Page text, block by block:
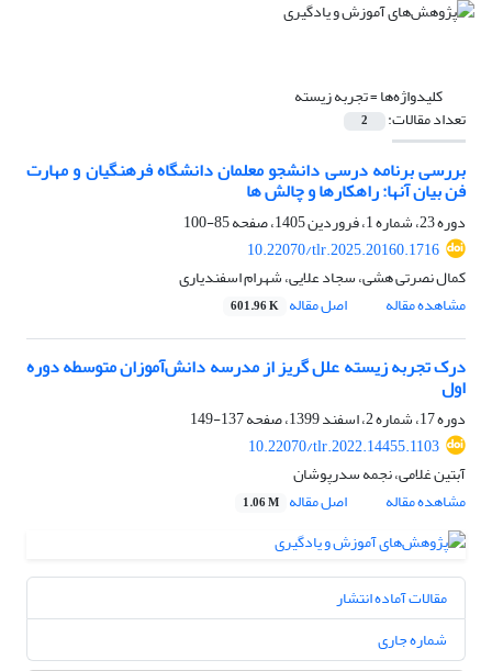
کلیدواژه‌ها =تجربه زیسته
تعداد مقالات: 2
بررسی برنامه درسی دانشجو معلمان دانشگاه فرهنگیان و مهارت
فن بیان آنها: راهکارها و چالش ها
دوره 23، شماره 1، فروردین 1405، صفحه
85-100
10.22070/tlr.2025.20160.1716
کمال نصرتی هشی، سجاد علایی، شهرام اسفندیاری
مشاهده مقاله
اصل مقاله 601.96 K
درک تجربه زیسته علل گریز از مدرسه دانش‌آموزان متوسطه دوره
اول
دوره 17، شماره 2، اسفند 1399، صفحه
137-149
10.22070/tlr.2022.14455.1103
آبتین غلامی، نجمه سدرپوشان
مشاهده مقاله
اصل مقاله 1.06 M
مقالات آماده انتشار
شماره جاری